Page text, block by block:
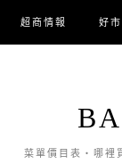
超商情報 好
菜單價目表・哪裡